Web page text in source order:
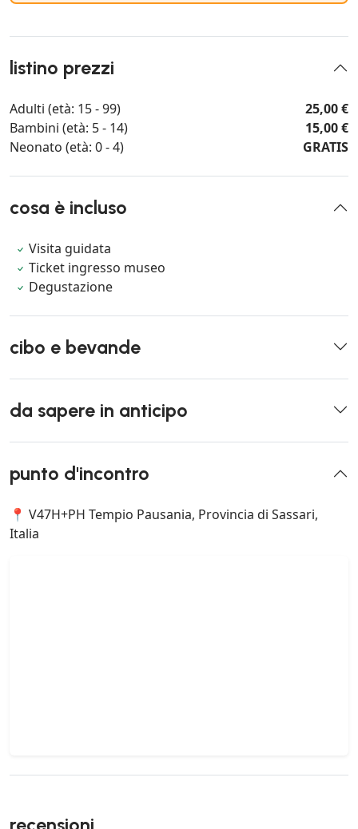
listino prezzi
Adulti (età: 15 - 99)
25,00 €
Bambini (età: 5 - 14)
15,00 €
Neonato (età: 0 - 4)
GRATIS
cosa è incluso
Visita guidata
Ticket ingresso museo
Degustazione
cibo e bevande
da sapere in anticipo
punto d'incontro
📍 V47H+PH Tempio Pausania, Provincia di Sassari,
Italia